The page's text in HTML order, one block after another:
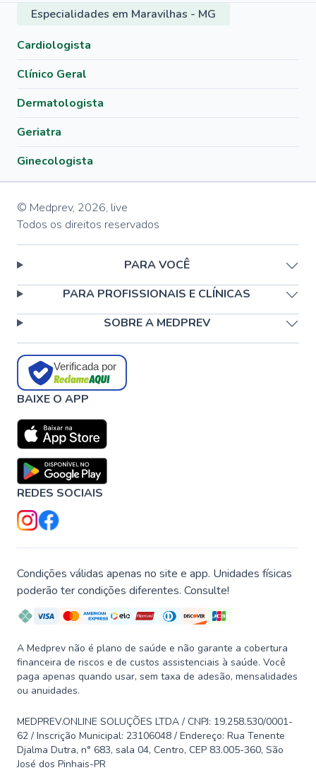
Especialidades em Maravilhas - MG
Cardiologista
Clínico Geral
Dermatologista
Geriatra
Ginecologista
© Medprev, 2026, live
Todos os direitos reservados
PARA VOCÊ
PARA PROFISSIONAIS E CLÍNICAS
SOBRE A MEDPREV
Verificada por
BAIXE O APP
REDES SOCIAIS
Condições válidas apenas no site e app. Unidades físicas
poderão ter condições diferentes. Consulte!
A Medprev não é plano de saúde e não garante a cobertura
financeira de riscos e de custos assistenciais à saúde. Você
paga apenas quando usar, sem taxa de adesão, mensalidades
ou anuidades.
MEDPREV.ONLINE SOLUÇÕES LTDA / CNPJ: 19.258.530/0001-
62 / Inscrição Municipal: 23106048 / Endereço: Rua Tenente
Djalma Dutra, n° 683, sala 04, Centro, CEP 83.005-360, São
José dos Pinhais-PR